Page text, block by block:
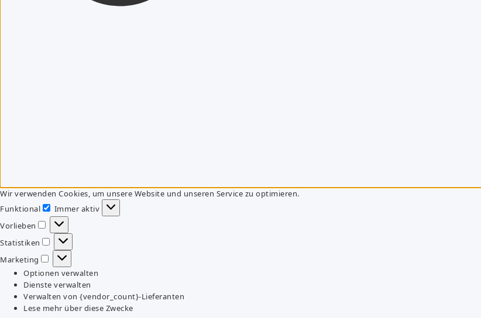
Wir verwenden Cookies, um unsere Website und unseren Service zu optimieren.
Funktional
Funktional
Immer aktiv
Vorlieben
Vorlieben
Statistiken
Statistiken
Marketing
Marketing
Optionen verwalten
Dienste verwalten
Verwalten von {vendor_count}-Lieferanten
Lese mehr über diese Zwecke